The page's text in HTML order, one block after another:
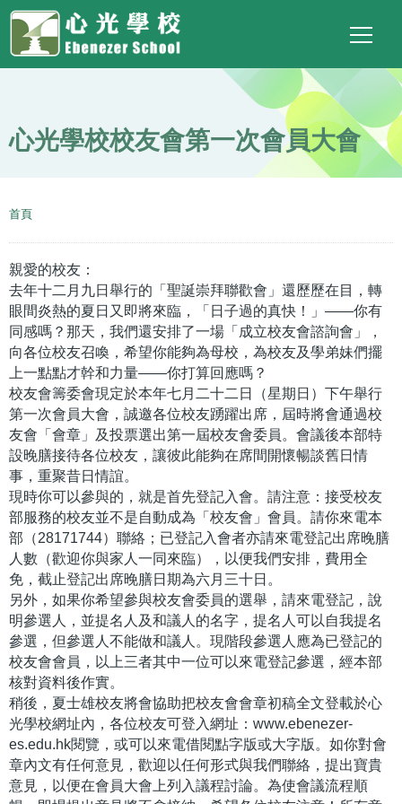
移至主內容
Top
Social
Link
Language
switcher
Main
navigation
心光學校校友會第一次會員大會
導
連
結
首頁
親愛的校友：
去年十二月九日舉行的「聖誕崇拜聯歡會」還歷歷在目，轉
眼間炎熱的夏日又即將來臨，「日子過的真快！」——你有
同感嗎？那天，我們還安排了一場「成立校友會諮詢會」，
向各位校友召喚，希望你能夠為母校，為校友及學弟妹們擺
上一點點才幹和力量——你打算回應嗎？
校友會籌委會現定於本年七月二十二日（星期日）下午舉行
第一次會員大會，誠邀各位校友踴躍出席，屆時將會通過校
友會「會章」及投票選出第一屆校友會委員。會議後本部特
設晚膳接待各位校友，讓彼此能夠在席間開懷暢談舊日情
事，重聚昔日情誼。
現時你可以參與的，就是首先登記入會。請注意：接受校友
部服務的校友並不是自動成為「校友會」會員。請你來電本
部（28171744）聯絡；已登記入會者亦請來電登記出席晚膳
人數（歡迎你與家人一同來臨），以便我們安排，費用全
免，截止登記出席晚膳日期為六月三十日。
另外，如果你希望參與校友會委員的選舉，請來電登記，說
明參選人，並提名人及和議人的名字，提名人可以自我提名
參選，但參選人不能做和議人。現階段參選人應為已登記的
校友會會員，以上三者其中一位可以來電登記參選，經本部
核對資料後作實。
稍後，夏士雄校友將會協助把校友會會章初稿全文登載於心
光學校網址內，各位校友可登入網址：www.ebenezer-
es.edu.hk閱覽，或可以來電借閱點字版或大字版。如你對會
章內文有任何意見，歡迎以任何形式與我們聯絡，提出寶貴
意見，以便在會員大會上列入議程討論。為使會議流程順